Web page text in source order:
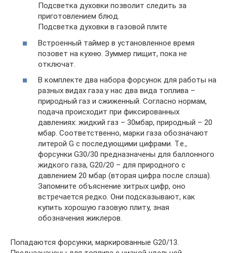
Подсветка духовки позволит следить за
приготовлением блюд.
Подсветка духовки в газовой плите
Встроенный таймер в установленное время
позовет на кухню. Зуммер пищит, пока не
отключат.
В комплекте два набора форсунок для работы на
разных видах газа:у нас два вида топлива –
природный газ и сжиженный. Согласно нормам,
подача происходит при фиксированных
давлениях: жидкий газ – 30мбар, природный – 20
мбар. Соответственно, марки газа обозначают
литерой G с последующими цифрами. Т.е.,
форсунки G30/30 предназначены для баллонного
жидкого газа, G20/20 – для природного с
давлением 20 мбар (вторая цифра после слэша).
Запомните объяснение хитрых цифр, оно
встречается редко. Они подсказывают, как
купить хорошую газовую плиту, зная
обозначения жиклеров.
Попадаются форсунки, маркированные G20/13.